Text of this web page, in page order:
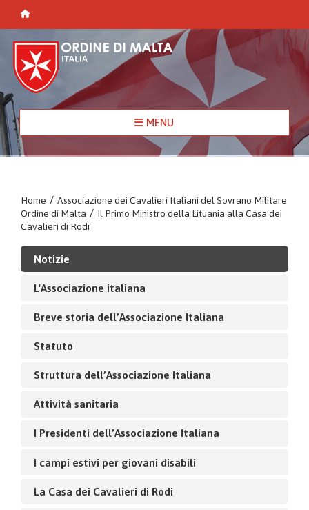
MENU
Home / Associazione dei Cavalieri Italiani del Sovrano Militare
Ordine di Malta / Il Primo Ministro della Lituania alla Casa dei
Cavalieri di Rodi
Notizie
L'Associazione italiana
Breve storia dell’Associazione Italiana
Statuto
Struttura dell’Associazione Italiana
Attività sanitaria
I Presidenti dell’Associazione Italiana
I campi estivi per giovani disabili
La Casa dei Cavalieri di Rodi